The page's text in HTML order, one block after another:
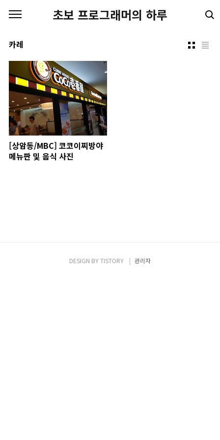
초보 프로그래머의 하루
카레
[상암동/MBC] 코코이찌방야
메뉴판 및 음식 사진
DESIGN BYTISTORY 관리자